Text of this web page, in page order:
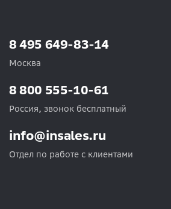
8 495 649-83-14
Москва
info@insales.ru
Отдел по работе с клиентами
8 800 555-10-61
Россия, звонок бесплатный